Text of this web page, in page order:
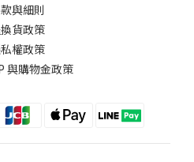
與細則
貨政策
權政策
與購物金政策